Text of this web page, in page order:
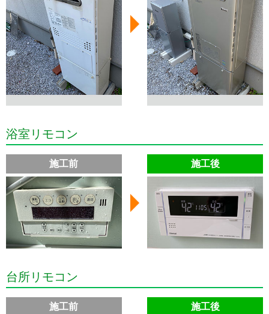
浴室リモコン
施工前 施工後
台所リモコン
施工前 施工後